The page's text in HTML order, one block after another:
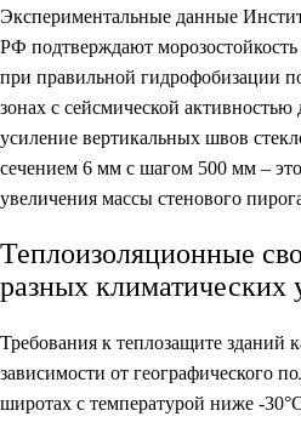
Экспериментальные данные
РФ подтверждают
при правильной гидрофобизации
зонах с сейсмической
усиление вертикальных швов
сечением 6 мм с шагом 500 мм –
увеличения массы стенового
Теплоизоляционные
разных климатических
Требования к теплозащите зданий
зависимости от географического
широтах с температурой ниже -